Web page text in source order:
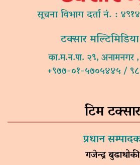
सूचना विभाग दर्ता नं. :
टक्सार मल्टिमिडिया
का.म.न.पा. २९, अनामनगर ,
+९७७-०१-५७०५४४५ /
टिम टक्सार
प्रधान
गजेन्द्र बुढाथोकी